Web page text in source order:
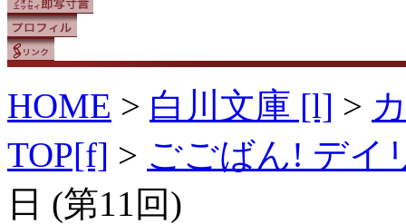
HOME > 白川文庫 [l] >
TOP[f] > ごごばん! デイ
日 (第11回)